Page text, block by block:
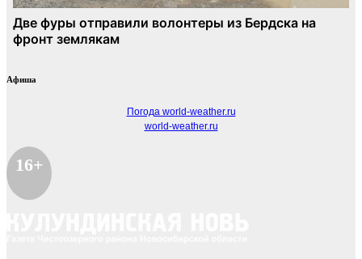
Афиша
Погода world-weather.ru
world-weather.ru
16+